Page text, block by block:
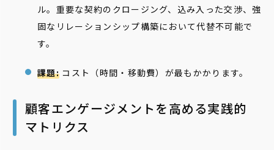
ル。重要な契約のクロージング、込み入った交渉、強
固なリレーションシップ構築において代替不可能で
す。
課題:コスト（時間・移動費）が最もかかります。
顧客エンゲージメントを高める実践的
マトリクス